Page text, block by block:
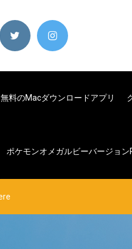
無料のMacダウンロードアプリ
ポケモンオメガルビーバージョ